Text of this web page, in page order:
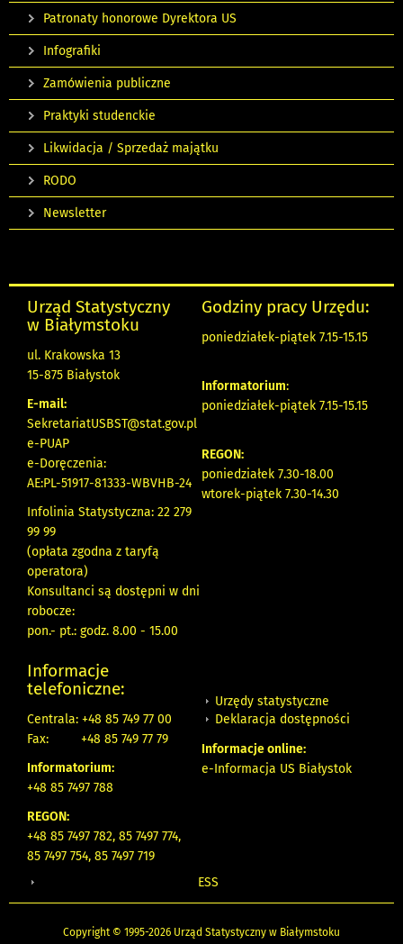
Patronaty honorowe Dyrektora US
Infografiki
Zamówienia publiczne
Praktyki studenckie
Likwidacja / Sprzedaż majątku
RODO
Newsletter
Urząd Statystyczny
w Białymstoku
ul. Krakowska 13
15-875 Białystok
E-mail:
SekretariatUSBST@stat.gov.pl
e-PUAP
e-Doręczenia:
AE:PL-51917-81333-WBVHB-24
Infolinia Statystyczna: 22 279
99 99
(opłata zgodna z taryfą
operatora)
Konsultanci są dostępni w dni
robocze:
pon.- pt.: godz. 8.00 - 15.00
Godziny pracy Urzędu:
poniedziałek-piątek 7.15-15.15
Informatorium:
poniedziałek-piątek 7.15-15.15
REGON:
poniedziałek 7.30-18.00
wtorek-piątek 7.30-14.30
Informacje
telefoniczne:
Centrala: +48 85 749 77 00
Fax:
+48 85 749 77 79
Informatorium:
+48 85 7497 788
REGON:
+48 85 7497 782, 85 7497 774,
85 7497 754, 85 7497 719
Urzędy statystyczne
Deklaracja dostępności
Informacje online:
e-Informacja US Białystok
ESS
Copyright © 1995-2026 Urząd Statystyczny w Białymstoku